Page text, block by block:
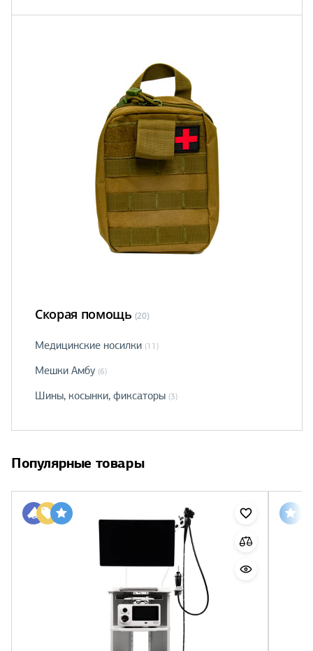
Скорая помощь (20)
Медицинские носилки (11)
Мешки Амбу (6)
Шины, косынки, фиксаторы (3)
Популярные товары